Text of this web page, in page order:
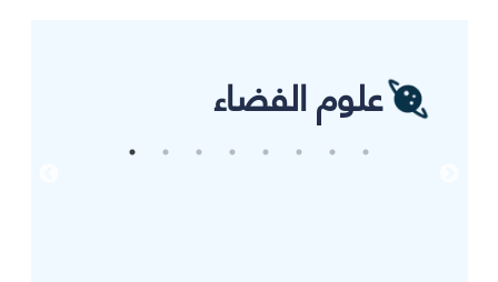
علوم الفضاء